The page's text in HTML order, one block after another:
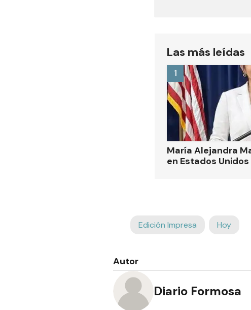
Las más leídas
María Alejandra
en Estados Unidos
1
Edición Impresa Hoy
Autor
Diario Formosa